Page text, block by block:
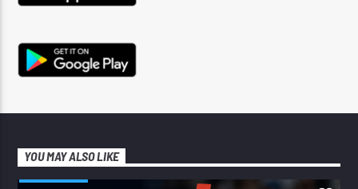
YOU MAY ALSO LIKE